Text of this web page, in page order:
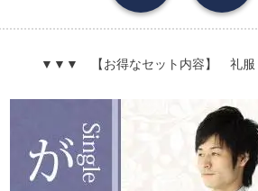
▼▼▼ 【お得なセット内容】 礼服